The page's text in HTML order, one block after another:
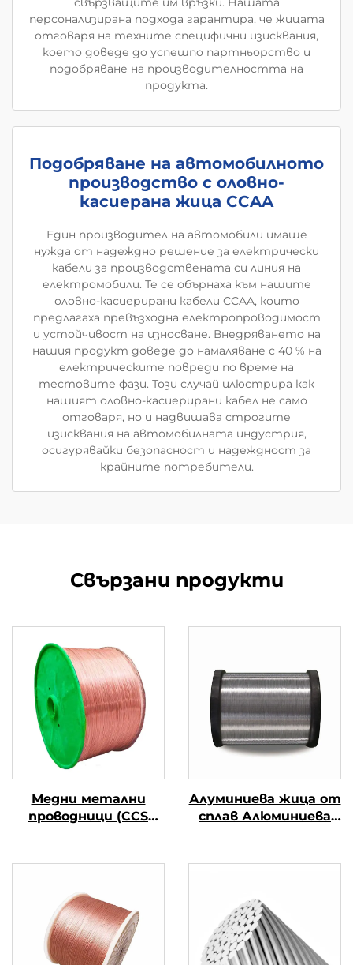
персонализирана подхода гарантира, че жицата
отговаря на техните специфични изисквания,
което доведе до успешno партньорство и
подобряване на производителността на
продукта.
Подобряване на автомобилното
производство с оловно-
касиерана жица CCAA
Един производител на автомобили имаше
нужда от надеждно решение за електрически
кабели за производствената си линия на
електромобили. Те се обърнаха към нашите
оловно-касиерирани кабели CCAA, които
предлагаха превъзходна електропроводимост
и устойчивост на износване. Внедряването на
нашия продукт доведе до намаляване с 40 % на
електрическите повреди по време на
тестовите фази. Този случай илюстрира как
нашият оловно-касиерирани кабел не само
отговаря, но и надвишава строгите
изисквания на автомобилната индустрия,
осигурявайки безопасност и надеждност за
крайните потребители.
Свързани продукти
Медни метални
проводници (CCS
Алуминиева жица от
сплав Алюминиева